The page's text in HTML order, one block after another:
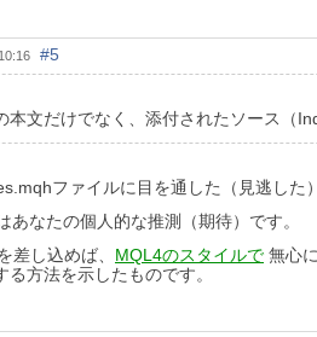
#5
本文だけでなく、添付されたソース（
ファイルに目を通した（見逃した
なたの個人的な推測（期待）です。
差し込めば、 MQL4のスタイルで 無心
方法を示したものです。